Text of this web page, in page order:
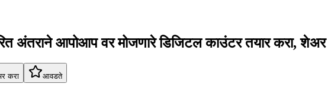
अंतराने आपोआप वर मोजणारे डिजिटल काउंटर तयार करा, शेअर
करा आवडते